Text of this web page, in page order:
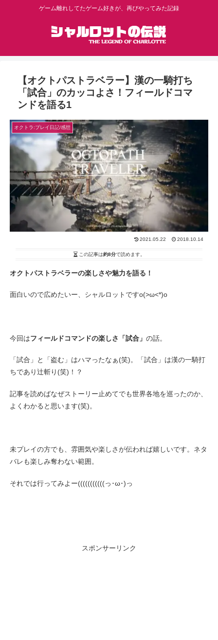
ゲーム離れしてたゲーム好きが、再びやってみた記録
【オクトパストラベラー】漢の一騎打ち
「試合」のカッコよさ！フィールドコマ
ンドを語る1
オクトラ:プレイ日記/感想
2021.05.22 2018.10.14
この記事は約8分で読めます。
オクトパストラベラーの楽しさや魅力を語る！
面白いので広めたいー、シャルロットですo(>ω<*)o
今回はフィールドコマンドの楽しさ「試合」 の話。
「試合」と「盗む」はハマったなぁ(笑)。「試合」は漢の一騎打
ちであり辻斬り(笑)！？
記事を読めばなぜストーリー止めてでも世界各地を巡ったのか、
よくわかると思います(笑)。
未プレイの方でも、雰囲気や楽しさが伝われば嬉しいです。ネタ
バレも楽しみ奪わない範囲。
それでは行ってみよー(((((((((((っ･ω･)っ
スポンサーリンク